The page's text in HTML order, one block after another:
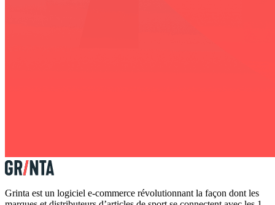
Grinta est un logiciel e-commerce révolutionnant la façon dont les